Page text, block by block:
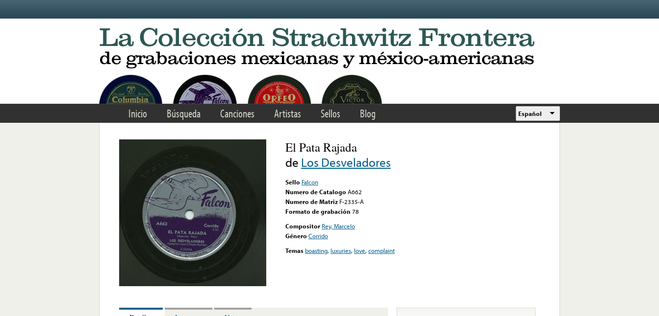
Inicio Búsqueda Canciones Artistas Sellos Blog Español
El Pata Rajada
de Los Desveladores
Sello Falcon
Numero de Catalogo A662
Numero de Matriz F-2335-A
Formato de grabación 78
Compositor Rey, Marcelo
Género Corrido
Temas boasting, luxuries, love,complaint